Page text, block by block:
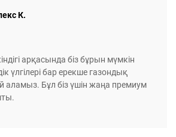
К.
арқасында біз бұрын мүмкін
үлгілері бар ерекше газондық
аламыз. Бұл біз үшін жаңа премиум